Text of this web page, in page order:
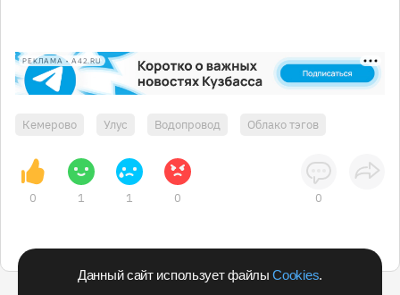
Данный сайт использует файлыCookies.
РЕКЛАМА • A42.RU
Кемерово Улус Водопровод Облако тэгов
0 1 1 0 0